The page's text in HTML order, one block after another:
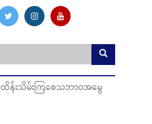
ထိန်းသိမ်းကြစေသဘာဝအမွေ